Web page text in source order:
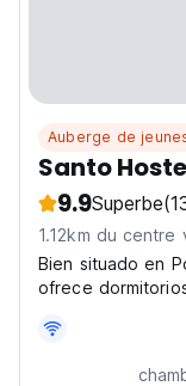
Auberge de
Santo
9.9Superbe
1.12km du centre
Bien situado en
ofrece